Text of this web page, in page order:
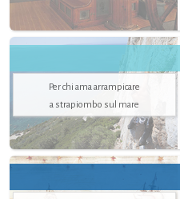
Per chi ama arrampicare
a strapiombo sul mare